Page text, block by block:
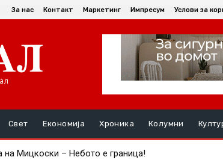
За нас Контакт Маркетинг Импресум Услови за
Свет Економија Хроника Колумни
Мицкоски – Небото е граница!
Карпалак е симбол на храброста,